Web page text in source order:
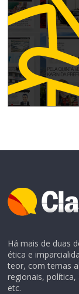
Há mais de duas
ética e
teor, com temas
regionais,
etc.